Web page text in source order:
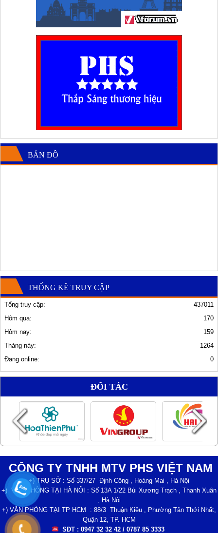
BẢN ĐỒ
THỐNG KÊ TRUY CẬP
437011
Tổng truy cập:
170
Hôm qua:
159
Hôm nay:
1264
Tháng này:
0
Đang online:
ĐỐI TÁC
CÔNG TY TNHH MTV PHS VIỆT NAM
+) TRỤ SỞ : Số 337/27 Định Công , Hoàng Mai , Hà Nội
+) VĂN PHÒNG TẠI HÀ NÔI : Số 13A 1/22 Bùi Xương Trạch , Thanh Xuân
, Hà Nội
+) VĂN PHÒNG TẠI TP HCM : 88/3 Thuận Kiều , Phường Tân Thới Nhất,
Quận 12, TP. HCM
SĐT : 0947 32 32 42 / 0787 85 3333